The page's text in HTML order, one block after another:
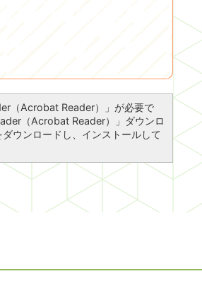
（Acrobat Reader）」が必要で
（Acrobat Reader）」ダウンロ
ウンロードし、インストールして